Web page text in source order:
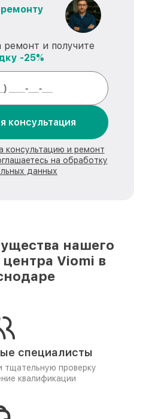
и получите
-25%
консультация
консультацию и ремонт
на обработку
данных
нашего
Viomi в
специалисты
тщательную проверку
квалификации